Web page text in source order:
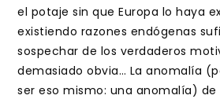
el potaje sin que Europa lo haya
existiendo razones endógenas
sospechar de los verdaderos
demasiado obvia… La anomalía
ser eso mismo: una anomalía) de